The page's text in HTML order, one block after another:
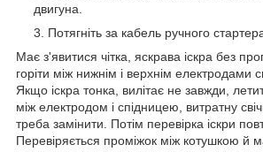
двигуна.
Потягніть за кабель ручного
Має з'явитися чітка, яскрава іскра без
горіти між нижнім і верхнім електродами
Якщо іскра тонка, вилітає не завжди,
між електродом і спідницею, витратну
треба замінити. Потім перевірка іскри
Перевіряється проміжок між котушкою й